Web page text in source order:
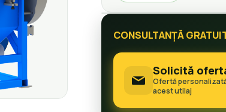
CONSULTANȚĂ
Solicită
Ofertă
acest utilaj